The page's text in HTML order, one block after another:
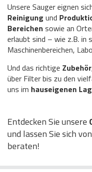
Unsere Sauger eignen
Reinigung und
Bereichen sowie an
erlaubt sind – wie z.B. in
Maschinenbereichen,
Und das richtige Zubehör
über Filter bis zu den
uns im hauseigenen
Entdecken Sie unsere
und lassen Sie sich
beraten!